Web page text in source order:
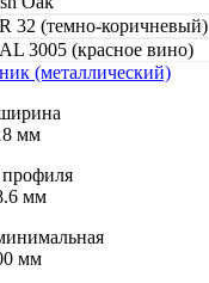
32 (темно-коричневый)
3005 (красное вино)
(металлический)
мм
мм
мм